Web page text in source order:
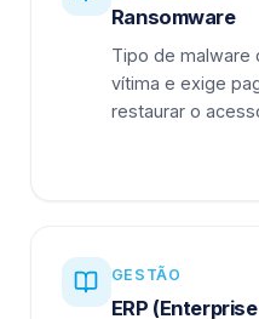
Ransomware
Tipo de malware
vítima e exige
restaurar o
GESTÃO
ERP